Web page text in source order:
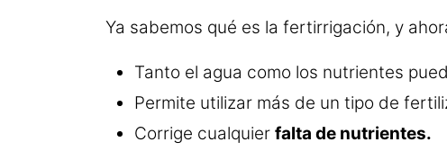
Ya sabemos qué es la fertirrigación, y
Tanto el agua como los nutrientes
Permite utilizar más de un tipo de
Corrige cualquier falta de nutrientes.